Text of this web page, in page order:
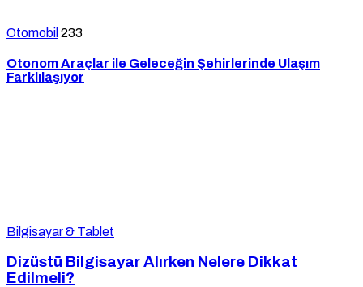
Otomobil 233
Otonom Araçlar ile Geleceğin Şehirlerinde Ulaşım
Farklılaşıyor
Bilgisayar & Tablet
Dizüstü Bilgisayar Alırken Nelere Dikkat
Edilmeli?